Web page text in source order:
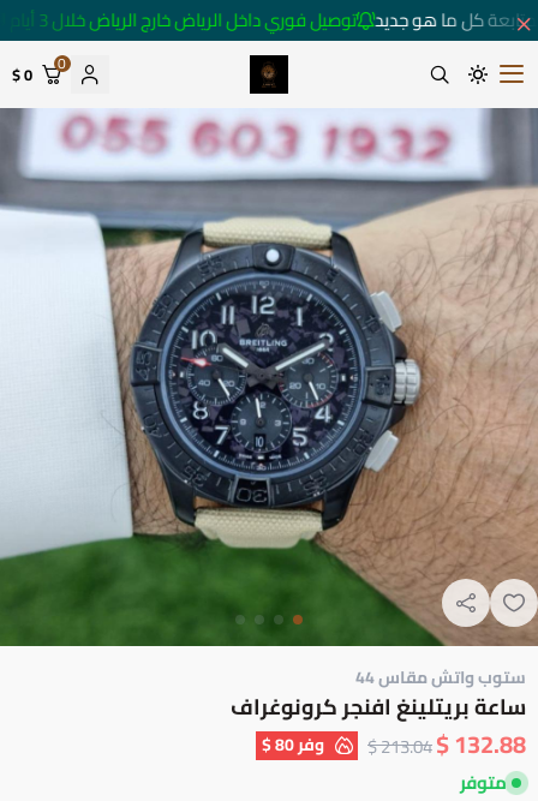
كل ما هو جديد توصيل فوري داخل الرياض خارج الرياض خلال 3 أيام 🚚
متجر ساعات رومانس
0
0 $
ستوب واتش مقاس 44
ساعة بريتلينغ افنجر كرونوغراف
132.88 $
213.04 $ وفر80 $
متوفر